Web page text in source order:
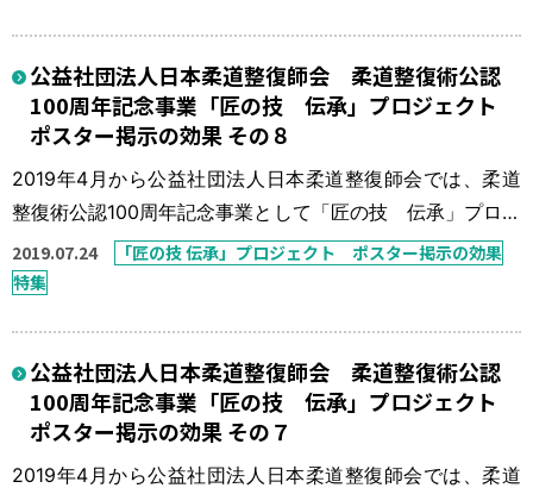
一度、骨折・脱臼の患者さんを接骨院に！」を一つの目標
に「匠の技 伝承」プロジェ […]
公益社団法人日本柔道整復師会 柔道整復術公認
100周年記念事業「匠の技 伝承」プロジェクト
ポスター掲示の効果 その８
2019年4月から公益社団法人日本柔道整復師会では、柔道
整復術公認100周年記念事業として「匠の技 伝承」プロジ
ェクトを実施している。 本来、柔道整復師の得意技は骨
折・脱臼の整復固定であったが、この30年間で柔道整復師
一度、骨折・脱臼の患者さんを接骨院に！」を一つの目標
に「匠の技 伝承」プロジェ […]
2019.07.24
「匠の技 伝承」プロジェクト ポスター掲示の効果
特集
公益社団法人日本柔道整復師会 柔道整復術公認
100周年記念事業「匠の技 伝承」プロジェクト
ポスター掲示の効果 その７
2019年4月から公益社団法人日本柔道整復師会では、柔道